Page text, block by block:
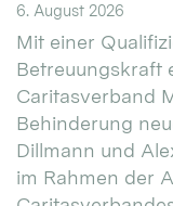
6. August 2026
Mit einer
Betreuungskraft
Caritasverband
Behinderung
Dillmann und
im Rahmen der